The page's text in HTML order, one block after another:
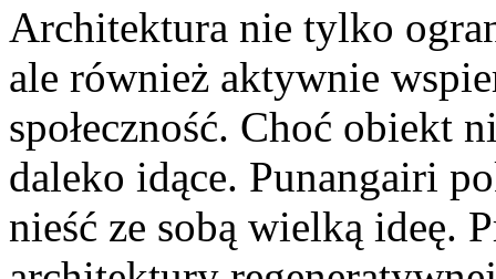
Architektura nie tylko
ale również aktywnie
społeczność. Choć obiekt
daleko idące. Punangairi
nieść ze sobą wielką ideę.